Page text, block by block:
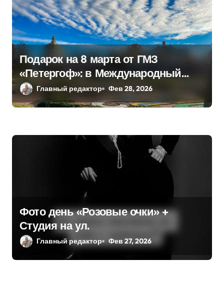
Подарок на 8 марта от ГМЗ
«Петергоф»: в Международный
женский день вход в Большой
петергофский и Меншиковский
Главный редактор Фев 28, 2026
Фото день «Розовые очки» +
Студия на ул.
Главный редактор Фев 27, 2026